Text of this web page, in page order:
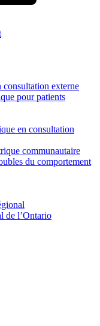
consultation externe
pour patients
en consultation
communautaire
du comportement
de l’Ontario